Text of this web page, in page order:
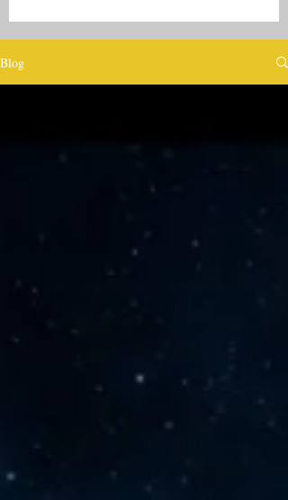
Blog